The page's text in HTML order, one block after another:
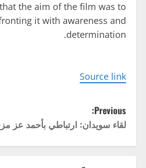
the aim of the film was to
it with awareness and
determination.
Source link
P
o
s
Previous:
لقاء سويدان: ارتباطي بأحمد عز